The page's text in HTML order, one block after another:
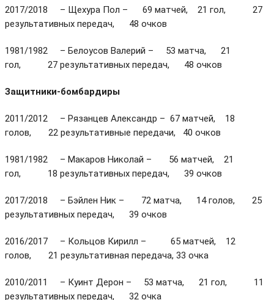
2017/2018 – Щехура Пол – 69 матчей, 21 гол, 27
результативных передач, 48 очков
1981/1982 – Белоусов Валерий – 53 матча, 21
гол, 27 результативных передач, 48 очков
Защитники-бомбардиры
2011/2012 – Рязанцев Александр – 67 матчей, 18
голов, 22 результативные передачи, 40 очков
1981/1982 – Макаров Николай – 56 матчей, 21
гол, 18 результативных передач, 39 очков
2017/2018 – Бэйлен Ник – 72 матча, 14 голов, 25
результативных передач, 39 очков
2016/2017 – Кольцов Кирилл – 65 матчей, 12
голов, 21 результативная передача, 33 очка
2010/2011 – Куинт Дерон – 53 матча, 21 гол, 11
результативных передач, 32 очка